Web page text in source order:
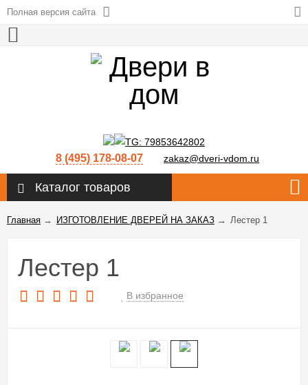
Полная версия сайта
8 (495) 178-08-07 zakaz@dveri-vdom.ru
Каталог товаров
Главная → ИЗГОТОВЛЕНИЕ ДВЕРЕЙ НА ЗАКАЗ → Лестер 1
Лестер 1
В избранное